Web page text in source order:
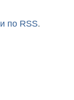
по RSS.